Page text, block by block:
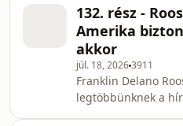
Magyarország
Környezettudatos
Különdíj legújabb
díj átadójával. A
Pistyur Veronika
Ákossal, az EY
132. rész -
Amerika
akkor
júl. 18, 20263911
Franklin Delano
legtöbbünknek a